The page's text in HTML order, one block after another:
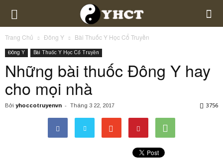
Trang Chủ Đông Y Bài Thuốc Y Học Cổ Truyền
Đông Y Bài Thuốc Y Học Cổ Truyền
Những bài thuốc Đông Y hay
cho mọi nhà
Bởi yhoccotruyenvn - Tháng 3 22, 2017 3756